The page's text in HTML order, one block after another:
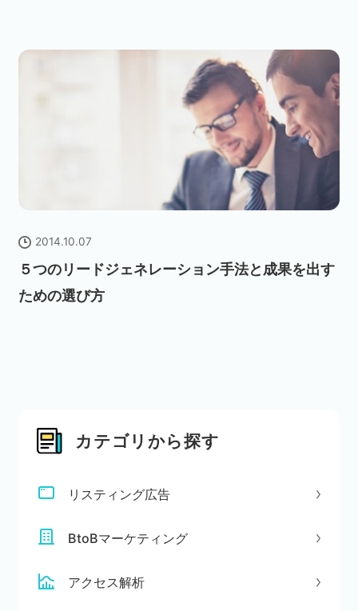
2014.10.07
５つのリードジェネレーション手法と成果を出す
ための選び方
カテゴリから探す
リスティング広告
BtoBマーケティング
アクセス解析